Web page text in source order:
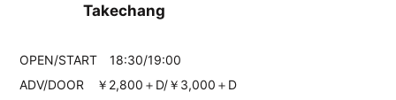
Takechang
OPEN/START 18:30/19:00
ADV/DOOR ￥2,800＋D/￥3,000＋D